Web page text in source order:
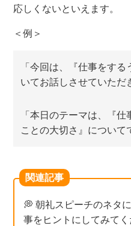
応しくないといえます。
＜例＞
「今回は、『仕事をす
いてお話しさせていただ
「本日のテーマは、『
ことの大切さ』について
関連記事
💭 朝礼スピーチのネタ
事をヒントにしてみてく